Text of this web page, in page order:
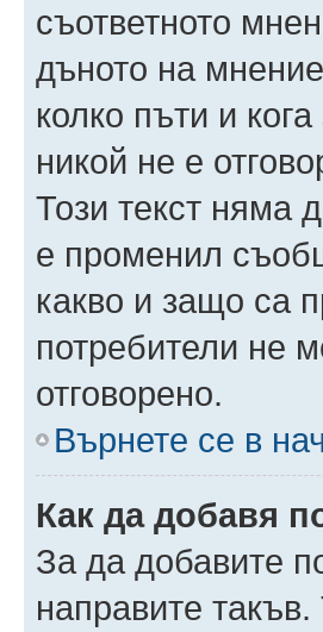
съответното
дъното на
колко пъти и
никой не е
Този текст няма
е променил
какво и защо са
потребители не
отговорено.
Върнете се в
Как да добавя
За да добавите
направите